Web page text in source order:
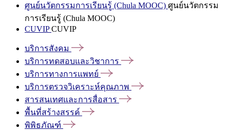
ศูนย์นวัตกรรมการเรียนรู้ (Chula MOOC) ศูนย์นวัตกรรม
การเรียนรู้ (Chula MOOC)
CUVIPCUVIP
บริการสังคม
บริการทดสอบและวิชาการ
บริการทางการแพทย์
บริการตรวจวิเคราะห์คุณภาพ
สารสนเทศและการสื่อสาร
พื้นที่สร้างสรรค์
พิพิธภัณฑ์